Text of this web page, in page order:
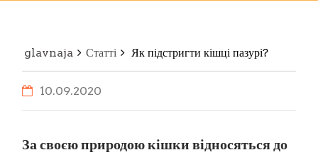
glavnaja Статті Як підстригти кішці пазурі?
10.09.2020
За своєю природою кішки відносяться до